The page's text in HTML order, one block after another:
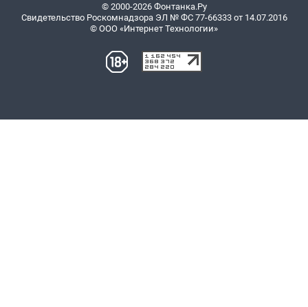
© 2000-2026 Фонтанка.Ру
Свидетельство Роскомнадзора ЭЛ № ФС 77-66333 от 14.07.2016
© ООО «Интернет Технологии»